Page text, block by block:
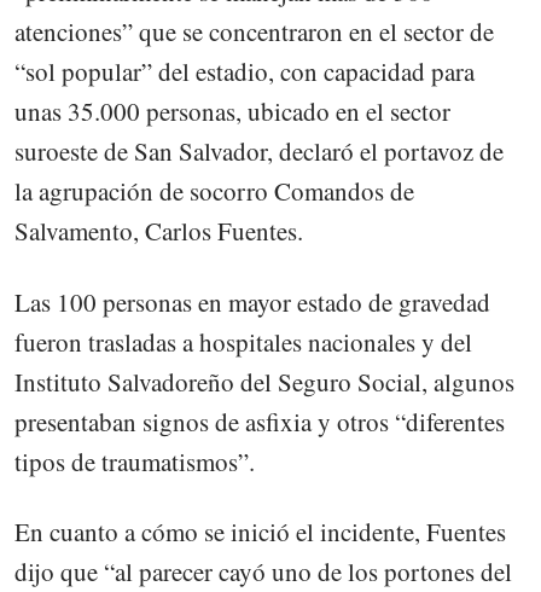
atenciones” que se concentraron en el sector de
“sol popular” del estadio, con capacidad para
unas 35.000 personas, ubicado en el sector
suroeste de San Salvador, declaró el portavoz de
la agrupación de socorro Comandos de
Salvamento, Carlos Fuentes.
Las 100 personas en mayor estado de gravedad
fueron trasladas a hospitales nacionales y del
Instituto Salvadoreño del Seguro Social, algunos
presentaban signos de asfixia y otros “diferentes
tipos de traumatismos”.
En cuanto a cómo se inició el incidente, Fuentes
dijo que “al parecer cayó uno de los portones del